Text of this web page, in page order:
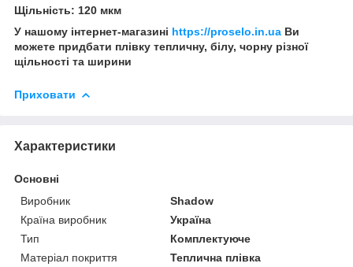
Щільність: 120 мкм
У нашому інтернет-магазині https://proselo.in.ua Ви
можете придбати плівку тепличну, білу, чорну різної
щільності та ширини
Приховати
Характеристики
Основні
Виробник
Shadow
Країна виробник
Україна
Тип
Комплектуюче
Матеріал покриття
Теплична плівка